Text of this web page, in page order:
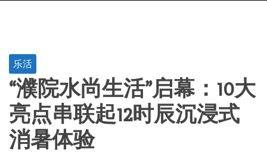
乐活
“濮院水尚生活”启幕：10大
亮点串联起12时辰沉浸式
消暑体验